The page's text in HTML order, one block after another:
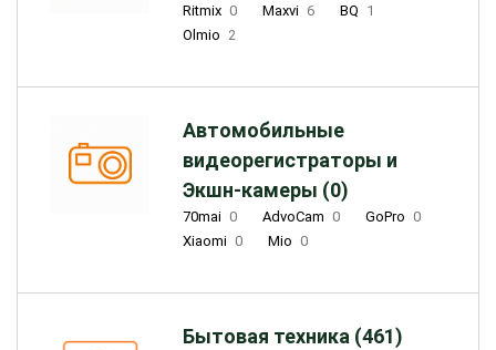
Ritmix 0 Maxvi 6 BQ 1
Olmio 2
Автомобильные
видеорегистраторы и
Экшн-камеры (0)
70mai 0 AdvoCam 0 GoPro 0
Xiaomi 0 Mio 0
Бытовая техника (461)